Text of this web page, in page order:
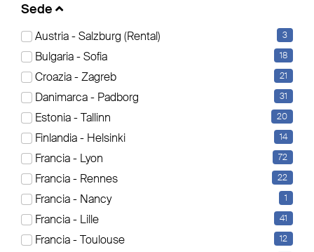
Sede
Austria - Salzburg (Rental) 3
Bulgaria - Sofia 18
Croazia - Zagreb 21
Danimarca - Padborg 31
Estonia - Tallinn 20
Finlandia - Helsinki 14
Francia - Lyon 72
Francia - Rennes 22
Francia - Nancy 1
Francia - Lille 41
Francia - Toulouse 12
Telone scorrevole (1) Ribaltabile (1) Furgonatura (1)
Filter bearbeiten
Es werden aktuell 3 Elemente angezeigt
Sortierung